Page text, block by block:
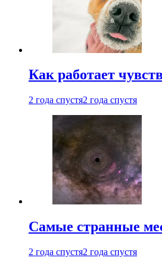
Как работает
2 года спустя2 года спустя
Самые странные
2 года спустя2 года спустя